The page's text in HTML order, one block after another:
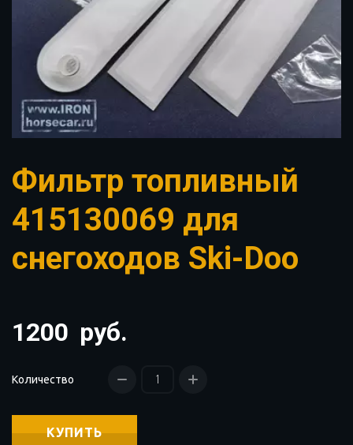
Фильтр топливный
415130069 для
снегоходов Ski-Doo
1200 руб.
Количество
КУПИТЬ